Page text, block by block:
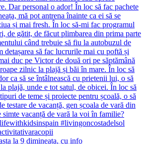
la 9 dimineața, cu info